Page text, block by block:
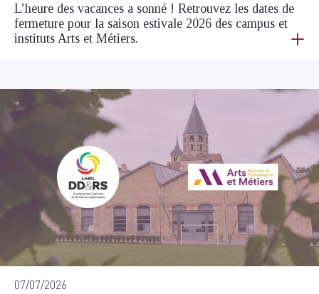
L’heure des vacances a sonné ! Retrouvez les dates de
fermeture pour la saison estivale 2026 des campus et
instituts Arts et Métiers.
07/07/2026